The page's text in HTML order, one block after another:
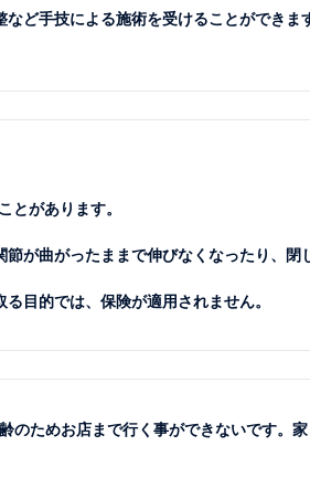
ど手技による施術を受けることができ
があります。
が曲がったままで伸びなくなったり、
目的では、保険が適用されません。
ためお店まで行く事ができないです。